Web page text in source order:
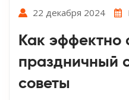
22 декабря 2024
Как эффектно
праздничный
советы